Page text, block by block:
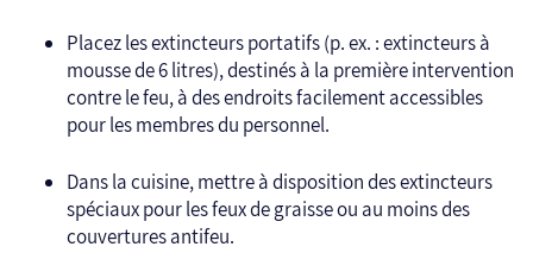
Placez les extincteurs portatifs (p. ex. : extincteurs à
mousse de 6 litres), destinés à la première intervention
contre le feu, à des endroits facilement accessibles
pour les membres du personnel.
Dans la cuisine, mettre à disposition des extincteurs
spéciaux pour les feux de graisse ou au moins des
couvertures antifeu.